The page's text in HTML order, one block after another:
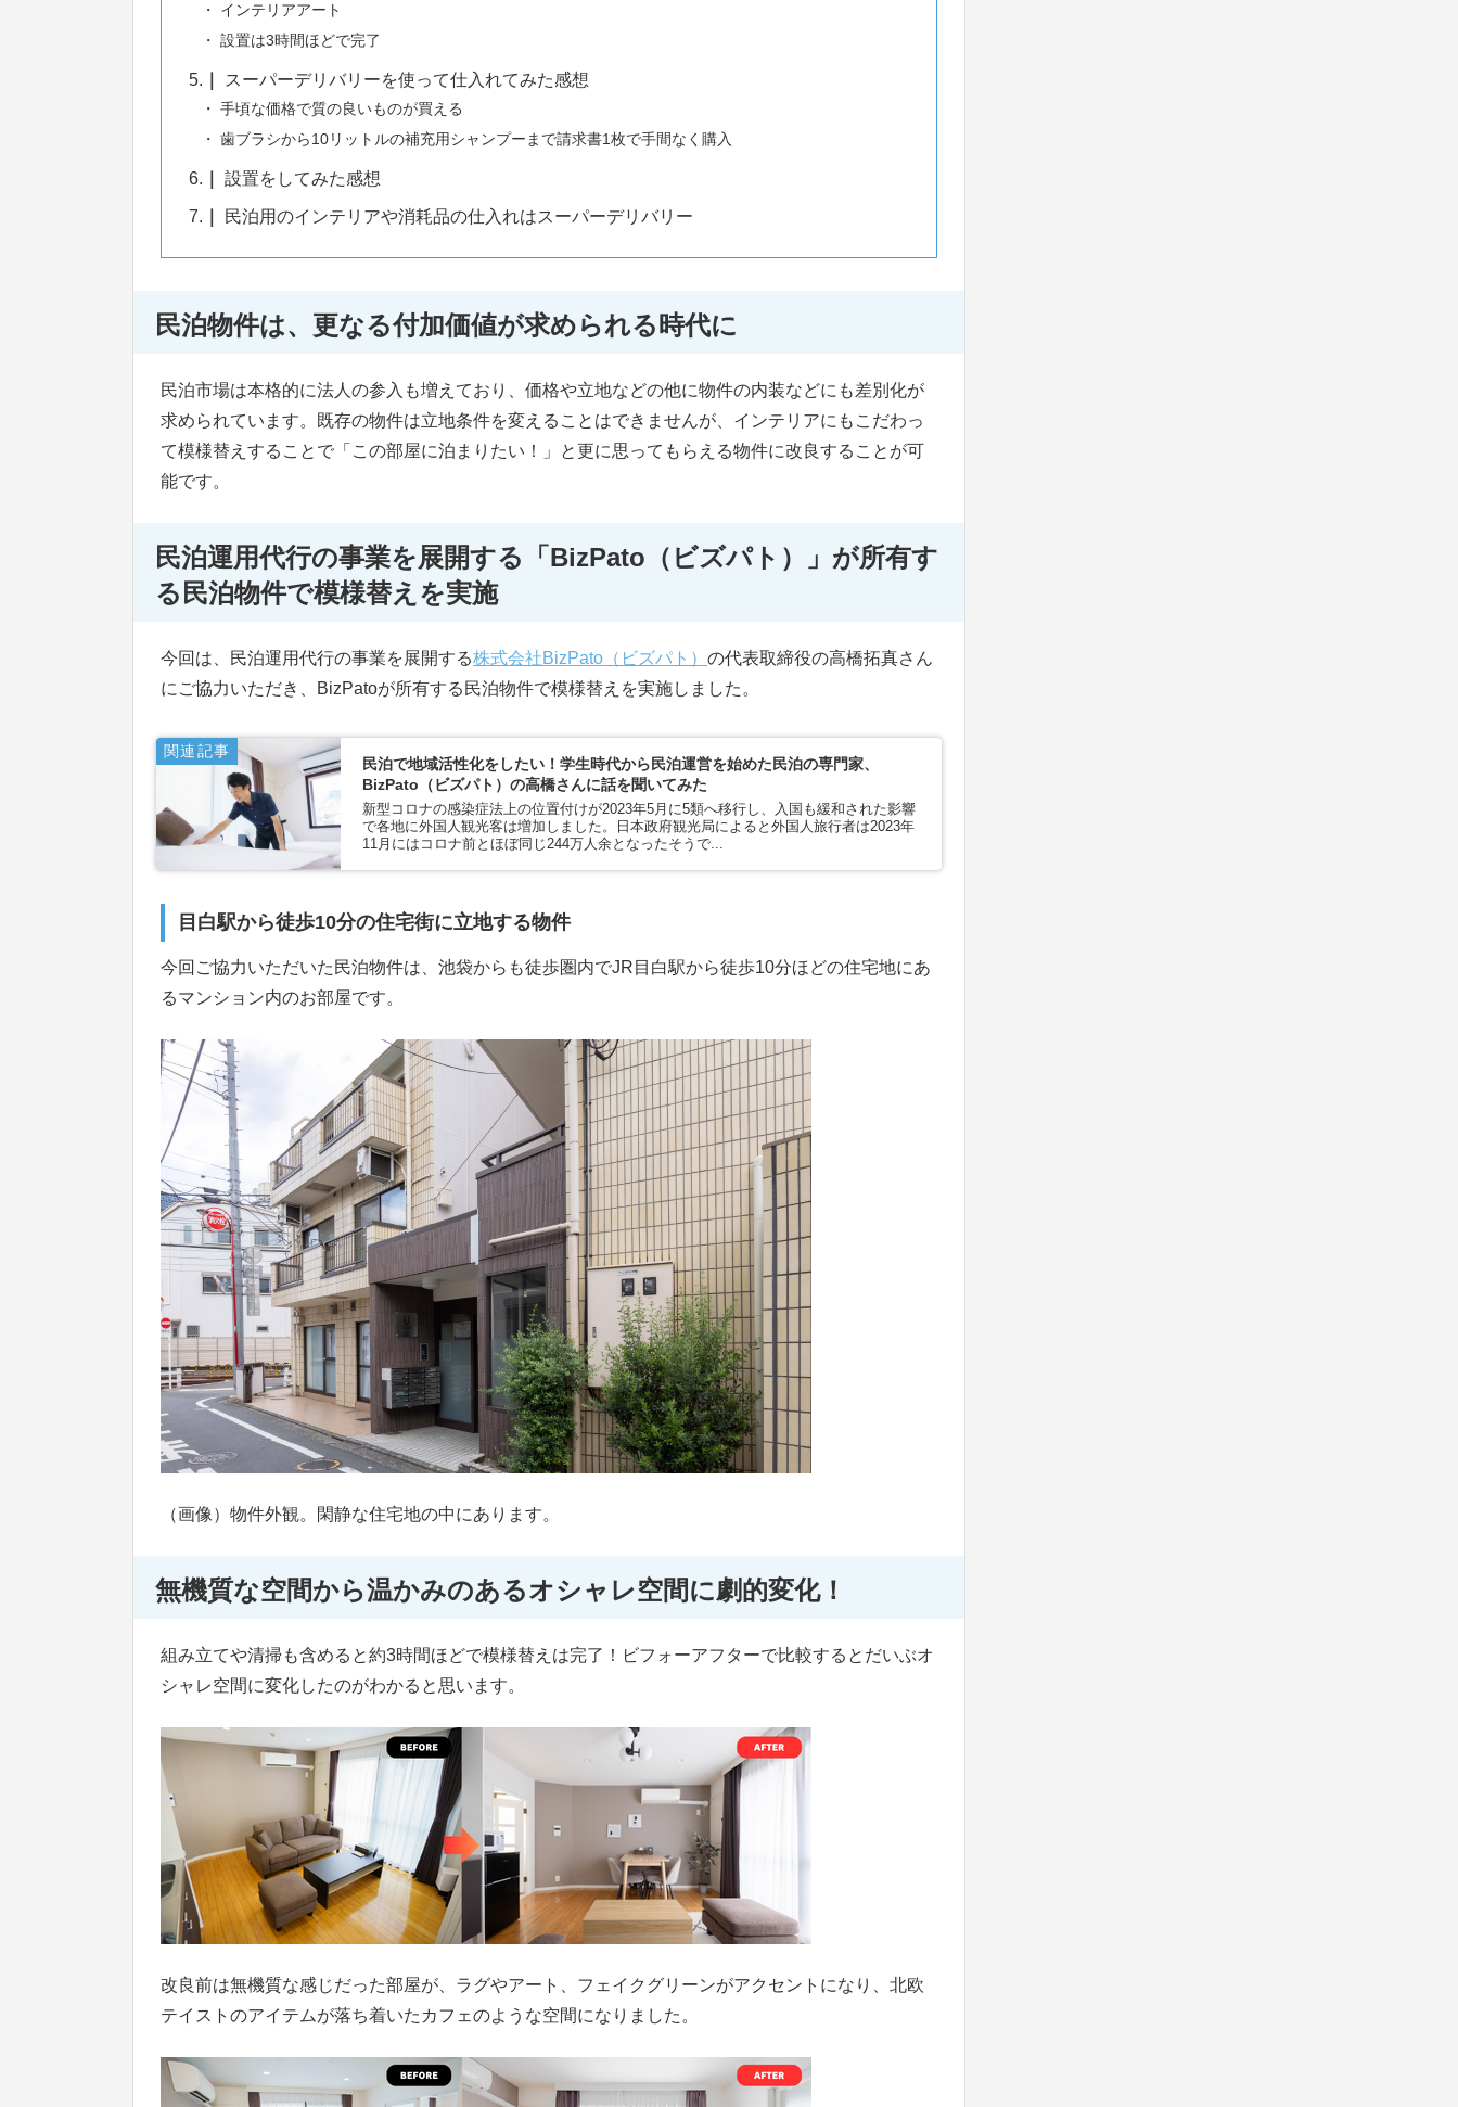
インテリアアート
設置は3時間ほどで完了
5. スーパーデリバリーを使って仕入れてみた感想
手頃な価格で質の良いものが買える
歯ブラシから10リットルの補充用シャンプーまで請求書1枚で手間なく購入
6. 設置をしてみた感想
7. 民泊用のインテリアや消耗品の仕入れはスーパーデリバリー
民泊物件は、更なる付加価値が求められる時代に
民泊市場は本格的に法人の参入も増えており、価格や立地などの他に物件の内装などにも差別化が
求められています。既存の物件は立地条件を変えることはできませんが、インテリアにもこだわっ
て模様替えすることで「この部屋に泊まりたい！」と更に思ってもらえる物件に改良することが可
能です。
民泊運用代行の事業を展開する「BizPato（ビズパト）」が所有す
る民泊物件で模様替えを実施
今回は、民泊運用代行の事業を展開する株式会社BizPato（ビズパト） の代表取締役の高橋拓真さん
にご協力いただき、BizPatoが所有する民泊物件で模様替えを実施しました。
関連記事
民泊で地域活性化をしたい！学生時代から民泊運営を始めた民泊の専門家、
BizPato（ビズパト）の高橋さんに話を聞いてみた
新型コロナの感染症法上の位置付けが2023年5月に5類へ移行し、入国も緩和された影響
で各地に外国人観光客は増加しました。日本政府観光局によると外国人旅行者は2023年
11月にはコロナ前とほぼ同じ244万人余となったそうで...
目白駅から徒歩10分の住宅街に立地する物件
今回ご協力いただいた民泊物件は、池袋からも徒歩圏内でJR目白駅から徒歩10分ほどの住宅地にあ
るマンション内のお部屋です。
（画像）物件外観。閑静な住宅地の中にあります。
無機質な空間から温かみのあるオシャレ空間に劇的変化！
組み立てや清掃も含めると約3時間ほどで模様替えは完了！ビフォーアフターで比較するとだいぶオ
シャレ空間に変化したのがわかると思います。
改良前は無機質な感じだった部屋が、ラグやアート、フェイクグリーンがアクセントになり、北欧
テイストのアイテムが落ち着いたカフェのような空間になりました。